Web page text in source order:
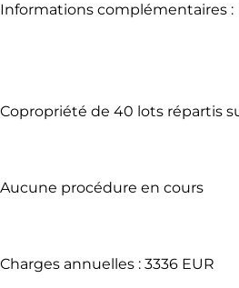
Informations complémentaires :
Copropriété de 40 lots répartis
Aucune procédure en cours
Charges annuelles : 3336 EUR